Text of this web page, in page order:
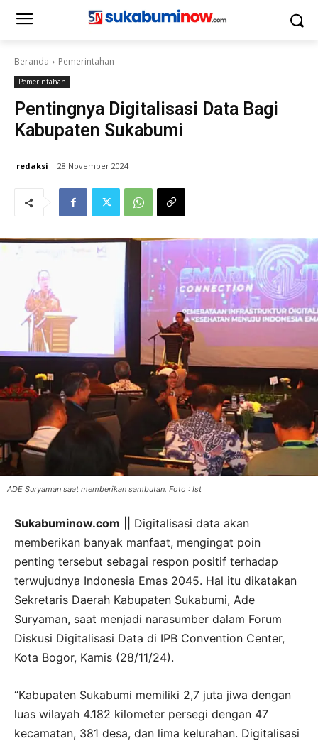
Beranda Pemerintahan
Pemerintahan
Pentingnya Digitalisasi Data Bagi
Kabupaten Sukabumi
redaksi 28 November 2024
ADE Suryaman saat memberikan sambutan. Foto : Ist
Sukabuminow.com || Digitalisasi data akan
memberikan banyak manfaat, mengingat poin
penting tersebut sebagai respon positif terhadap
terwujudnya Indonesia Emas 2045. Hal itu dikatakan
Sekretaris Daerah Kabupaten Sukabumi, Ade
Suryaman, saat menjadi narasumber dalam Forum
Diskusi Digitalisasi Data di IPB Convention Center,
Kota Bogor, Kamis (28/11/24).
“Kabupaten Sukabumi memiliki 2,7 juta jiwa dengan
luas wilayah 4.182 kilometer persegi dengan 47
kecamatan, 381 desa, dan lima kelurahan. Digitalisasi